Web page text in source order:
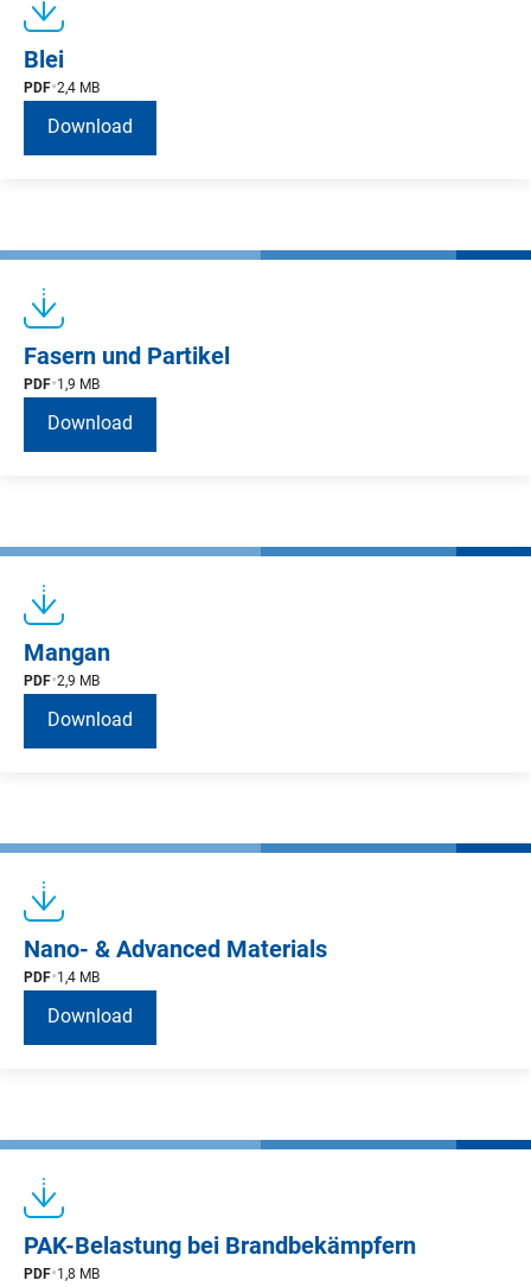
Blei
PDF 2,4 MB
Download
Fasern und Partikel
PDF 1,9 MB
Download
Mangan
PDF 2,9 MB
Download
Nano- & Advanced Materials
PDF 1,4 MB
Download
PAK-Belastung bei Brandbekämpfern
PDF 1,8 MB